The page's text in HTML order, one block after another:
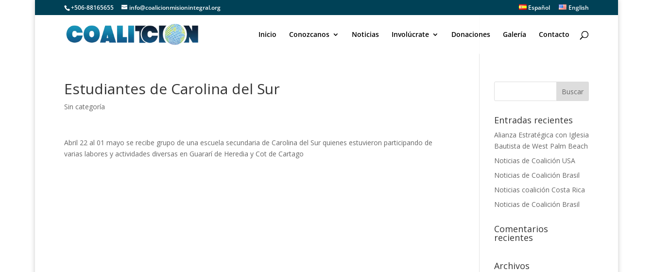
+506-88165655 info@coalicionmisionintegral.org Español English
Inicio Conozcanos Noticias Involúcrate Donaciones Galería Contacto
Estudiantes de Carolina del Sur
Sin categoría
Abril 22 al 01 mayo se recibe grupo de una escuela secundaria de Carolina del Sur quienes estuvieron participando de
varias labores y actividades diversas en Guararí de Heredia y Cot de Cartago
Entradas recientes
Alianza Estratégica con Iglesia
Bautista de West Palm Beach
Noticias de Coalición USA
Noticias de Coalición Brasil
Noticias coalición Costa Rica
Noticias de Coalición Brasil
Comentarios
recientes
Archivos